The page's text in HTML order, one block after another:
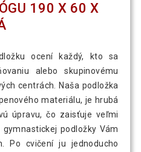
190 X 60 X
ocení každý, kto sa
alebo skupinovému
centrách. Naša podložka
materiálu, je hrubá
úpravu, čo zaisťuje veľmi
podložky Vám
Po cvičení ju jednoducho